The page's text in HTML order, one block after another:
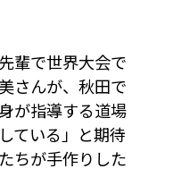
輩で世界大会で
さんが、秋田で
が指導する道場
ている」と期待
ちが手作りした